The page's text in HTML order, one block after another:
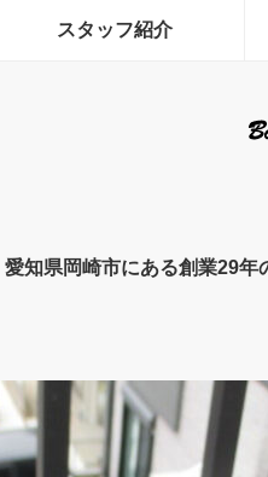
スタッフ紹介
愛知県岡崎市にある創業29年